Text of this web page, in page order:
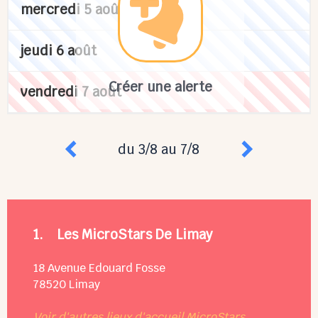
Créer une alerte
mercredi 5 août
jeudi 6 août
vendredi 7 août
du 3/8 au 7/8
1. Les MicroStars De Limay
18 Avenue Edouard Fosse
78520 Limay